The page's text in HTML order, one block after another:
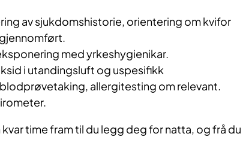
av sjukdomshistorie, orientering om kvifor
med yrkeshygienikar.
i utandingsluft og uspesifikk
allergitesting om relevant.
time fram til du legg deg for natta, og frå du